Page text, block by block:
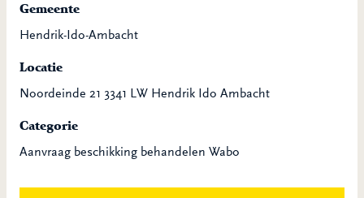
Gemeente
Hendrik-Ido-Ambacht
Locatie
Noordeinde 21 3341 LW Hendrik Ido Ambacht
Categorie
Aanvraag beschikking behandelen Wabo